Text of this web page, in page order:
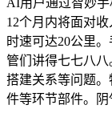
AI用户通过智妙
12个月内将面对
时速可达20公里
管们讲得七七八
搭建关系等问题
件等环节部件。阴